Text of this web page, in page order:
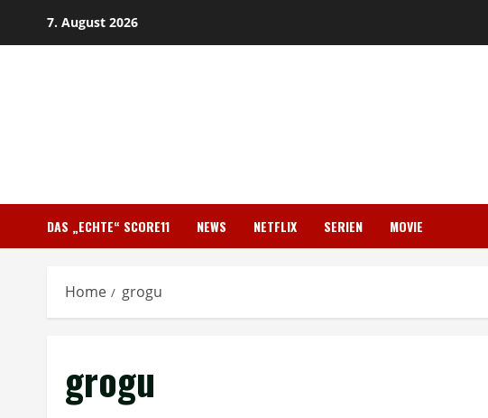
7. August 2026
DAS „ECHTE“ SCORE11 NEWS NETFLIX SERIEN MOVIE
Home grogu
grogu